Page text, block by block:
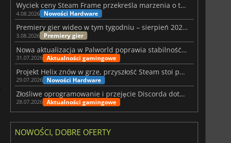
Wyciek ceny Steam Frame przekreśla marzenia o tanim zestawie VR
4.08.2026 Nowości Hardware
Premiery gier wideo w tym tygodniu – sierpień 2026 r. (32. tydzień)
3.08.2026 Premiery gier
Nowa aktualizacja w Palworld poprawia stabilność Sunreach i walk z bossami
31.07.2026 Aktualności gamingowe
Projekt Helix znów w grze, przyszłość Steam stoi pod znakiem zapytania
29.07.2026 Nowości Hardware
Złośliwe oprogramowanie i przejęcie Discorda dotknęły Meccha Chameleon
28.07.2026 Aktualności gamingowe
NOWOŚCI, DOBRE OFERTY